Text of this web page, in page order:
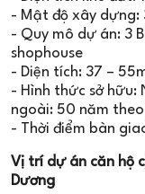
- Mật độ xây dựng:
- Quy mô dự án: 3
shophouse
- Diện tích: 37 –
- Hình thức sở hữu:
ngoài: 50 năm
- Thời điểm bàn
Vị trí dự án căn hộ
Dương